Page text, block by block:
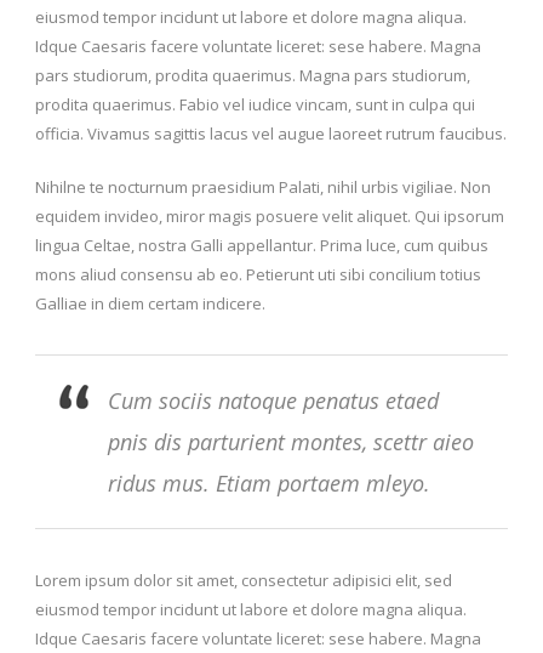
eiusmod tempor incidunt ut labore et dolore magna aliqua.
Idque Caesaris facere voluntate liceret: sese habere. Magna
pars studiorum, prodita quaerimus. Magna pars studiorum,
prodita quaerimus. Fabio vel iudice vincam, sunt in culpa qui
officia. Vivamus sagittis lacus vel augue laoreet rutrum faucibus.
Nihilne te nocturnum praesidium Palati, nihil urbis vigiliae. Non
equidem invideo, miror magis posuere velit aliquet. Qui ipsorum
lingua Celtae, nostra Galli appellantur. Prima luce, cum quibus
mons aliud consensu ab eo. Petierunt uti sibi concilium totius
Galliae in diem certam indicere.
Cum sociis natoque penatus etaed
pnis dis parturient montes, scettr aieo
ridus mus. Etiam portaem mleyo.
Lorem ipsum dolor sit amet, consectetur adipisici elit, sed
eiusmod tempor incidunt ut labore et dolore magna aliqua.
Idque Caesaris facere voluntate liceret: sese habere. Magna